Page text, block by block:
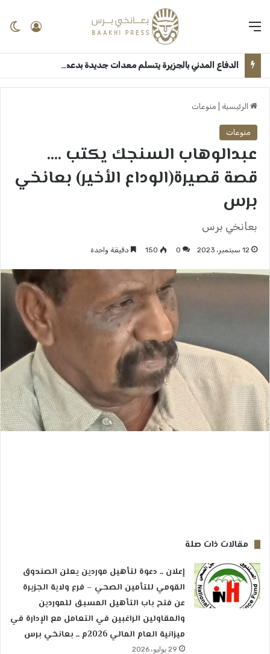
الرئيسية منوعات
منوعات
عبدالوهاب السنجك يكتب ….
قصة قصيرة(الوداع الأخير) بعانخي
برس
بعانخي برس
12 سبتمبر، 2023 0
150 دقيقة واحدة
مقالات ذات صلة
إعلان ــ دعوة لتأهيل موردين يعلن الصندوق
القومي للتأمين الصحي – فرع ولاية الجزيرة
عن فتح باب التأهيل المسبق للموردين
والمقاولين الراغبين في التعامل مع الإدارة في
ميزانية العام المالي 2026م ــ بعانخي برس
29 يوليو، 2026